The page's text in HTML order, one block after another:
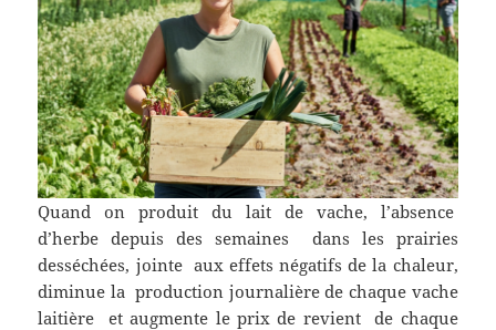
Quand on produit du lait de vache, l’absence
d’herbe depuis des semaines dans les prairies
desséchées, jointe aux effets négatifs de la chaleur,
diminue la production journalière de chaque vache
laitière et augmente le prix de revient de chaque